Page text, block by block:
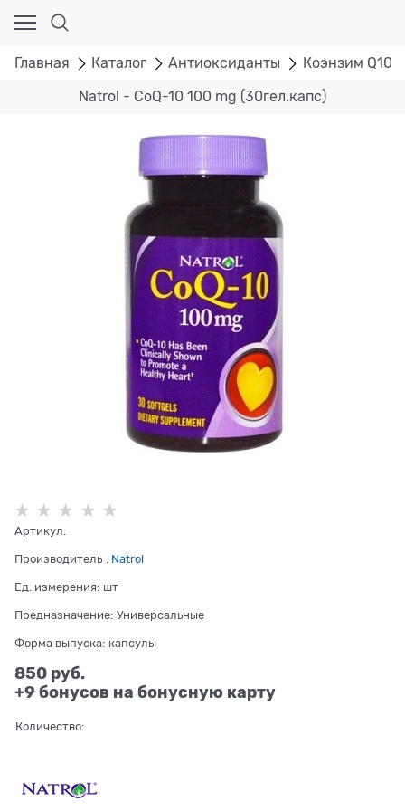
Главная Каталог Антиоксиданты Коэнзим Q10
Natrol - CoQ-10 100 mg (30гел.капс)
Артикул:
Производитель : Natrol
Ед. измерения: шт
Предназначение: Универсальные
Форма выпуска: капсулы
850 руб.
+9 бонусов на бонусную карту
Количество: